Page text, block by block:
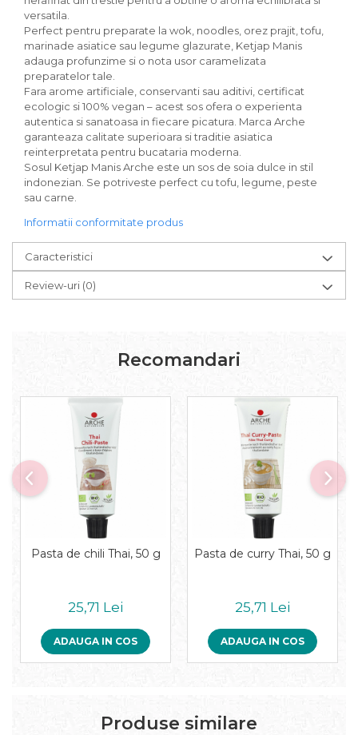
Paste bio fara gluten
Paste bio integrale
Paste bio pentru copii
Paste fainoase bio
Pateu, sosuri si conserve
Conserve de peste bio
Crenvursti si pateu din carne bio
Pateu bio si creme vegetale
Sosuri bio
Produse din tomate
Sucuri si bauturi bio
Sirop bio
Uleiuri, grasimi si otet
Ulei bio
Ulei de masline bio
Uleiuri esentiale alimentare bio
Uleiuri Oxyguard
versatila.
Perfect pentru preparate la wok, noodles, orez prajit, tofu,
marinade asiatice sau legume glazurate, Ketjap Manis
adauga profunzime si o nota usor caramelizata
preparatelor tale.
Fara arome artificiale, conservanti sau aditivi, certificat
ecologic si 100% vegan – acest sos ofera o experienta
autentica si sanatoasa in fiecare picatura. Marca Arche
garanteaza calitate superioara si traditie asiatica
reinterpretata pentru bucataria moderna.
Sosul Ketjap Manis Arche este un sos de soia dulce in stil
indonezian. Se potriveste perfect cu tofu, legume, peste
sau carne.
Informatii conformitate produs
Caracteristici
Review-uri (0)
Recomandari
Pasta de chili Thai, 50 g
25,71 Lei
ADAUGA IN COS
Pasta de curry Thai, 50 g
25,71 Lei
ADAUGA IN COS
Produse similare